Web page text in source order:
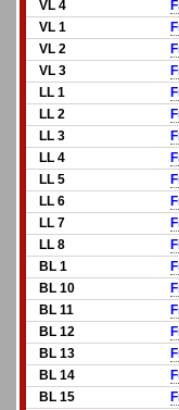
VL 4
VL 1
VL 2
VL 3
LL 1
LL 2
LL 3
LL 4
LL 5
LL 6
LL 7
LL 8
BL 1
BL 10
BL 11
BL 12
BL 13
BL 14
BL 15